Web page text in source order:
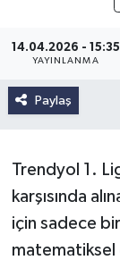
14.04.2026 - 15:35
YAYINLANMA
Paylaş
Trendyol 1.
karşısında
için sadece
matematiksel